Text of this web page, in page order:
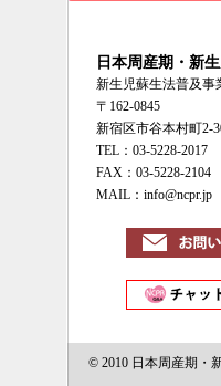
日本周産期・新
新生児蘇生法普及
〒162-0845
新宿区市谷本村町2-
TEL：03-5228-2017
FAX：03-5228-2104
MAIL：info@ncpr.jp
© 2010 日本周産期・